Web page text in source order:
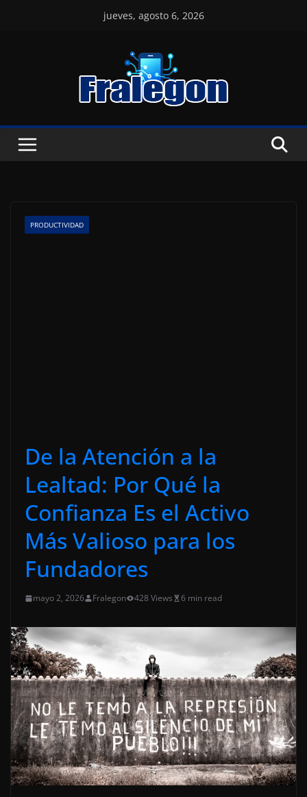
jueves, agosto 6, 2026
PRODUCTIVIDAD
De la Atención a la
Lealtad: Por Qué la
Confianza Es el Activo
Más Valioso para los
Fundadores
mayo 2, 2026 Fralegon 428 Views 6 min read